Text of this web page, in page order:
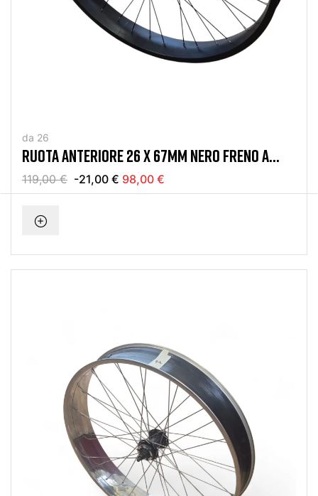
da 26
RUOTA ANTERIORE 26 X 67MM NERO FRENO A
DISCO
119,00 € -21,00 € 98,00 €